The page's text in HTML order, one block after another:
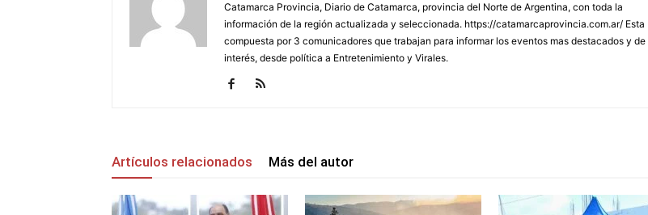
Catamarca Provincia, Diario de Catamarca, provincia del Norte de Argentina, con toda la
información de la región actualizada y seleccionada. https://catamarcaprovincia.com.ar/ Esta
compuesta por 3 comunicadores que trabajan para informar los eventos mas destacados y de
interés, desde política a Entretenimiento y Virales.
Artículos relacionados Más del autor